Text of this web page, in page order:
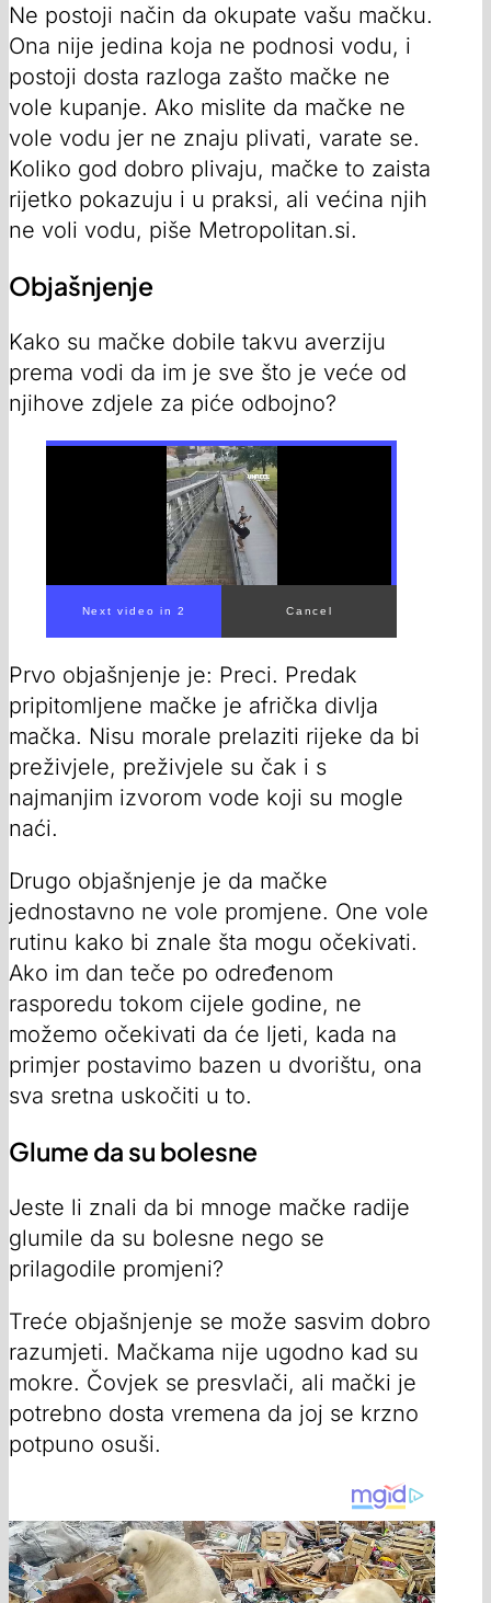
Ne postoji način da okupate vašu mačku.
Ona nije jedina koja ne podnosi vodu, i
postoji dosta razloga zašto mačke ne
vole kupanje. Ako mislite da mačke ne
vole vodu jer ne znaju plivati, varate se.
Koliko god dobro plivaju, mačke to zaista
rijetko pokazuju i u praksi, ali većina njih
ne voli vodu, piše Metropolitan.si.
Objašnjenje
Kako su mačke dobile takvu averziju
prema vodi da im je sve što je veće od
njihove zdjele za piće odbojno?
Prvo objašnjenje je: Preci. Predak
pripitomljene mačke je afrička divlja
mačka. Nisu morale prelaziti rijeke da bi
preživjele, preživjele su čak i s
najmanjim izvorom vode koji su mogle
naći.
Drugo objašnjenje je da mačke
jednostavno ne vole promjene. One vole
rutinu kako bi znale šta mogu očekivati.
Ako im dan teče po određenom
rasporedu tokom cijele godine, ne
možemo očekivati da će ljeti, kada na
primjer postavimo bazen u dvorištu, ona
sva sretna uskočiti u to.
Glume da su bolesne
Jeste li znali da bi mnoge mačke radije
glumile da su bolesne nego se
prilagodile promjeni?
Treće objašnjenje se može sasvim dobro
razumjeti. Mačkama nije ugodno kad su
mokre. Čovjek se presvlači, ali mački je
potrebno dosta vremena da joj se krzno
potpuno osuši.